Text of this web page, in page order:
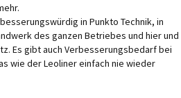
in Punkto Technik, in
des ganzen Betriebes und hier und
Es gibt auch Verbesserungsbedarf bei
wie der Leoliner einfach nie wieder